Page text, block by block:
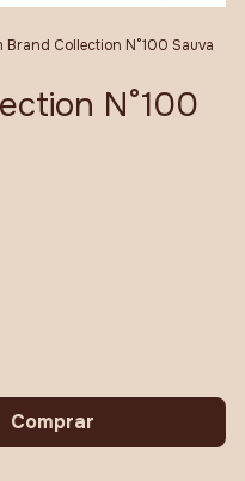
Brand Collection N°100 Sauva
N°100